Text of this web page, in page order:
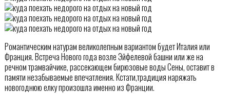
Романтическим натурам великолепным вариантом будет Италия или
Франция. Встреча Нового года возле Эйфелевой башни или же на
речном трамвайчике, рассекающем бирюзовые воды Сены, оставит в
памяти незабываемые впечатления. Кстати,традиция наряжать
новогоднюю елку произошла именно из Франции.